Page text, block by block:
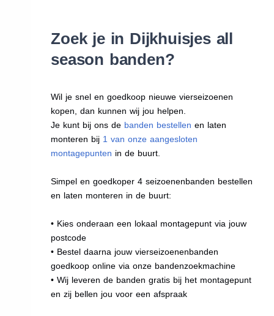
Zoek je in Dijkhuisjes all
season banden?
Wil je snel en goedkoop nieuwe vierseizoenen
kopen, dan kunnen wij jou helpen.
Je kunt bij ons de banden bestellen en laten
monteren bij 1 van onze aangesloten
montagepunten in de buurt.
Simpel en goedkoper 4 seizoenenbanden bestellen
en laten monteren in de buurt:
• Kies onderaan een lokaal montagepunt via jouw
postcode
• Bestel daarna jouw vierseizoenenbanden
goedkoop online via onze bandenzoekmachine
• Wij leveren de banden gratis bij het montagepunt
en zij bellen jou voor een afspraak